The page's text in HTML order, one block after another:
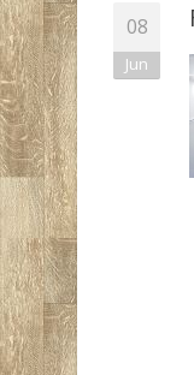
08
Jun